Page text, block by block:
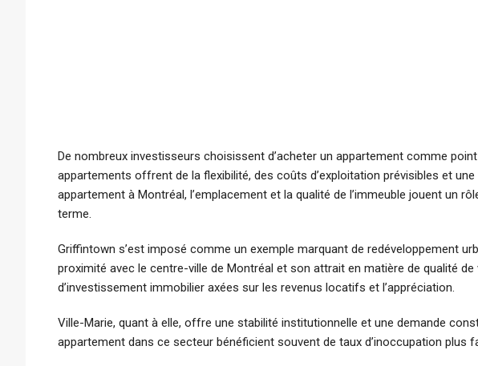
De nombreux investisseurs choisissent d’acheter un appartement comme
appartements offrent de la flexibilité, des coûts d’exploitation prévisibles et une
appartement à Montréal, l’emplacement et la qualité de l’immeuble jouent un
terme.
Griffintown s’est imposé comme un exemple marquant de redéveloppement
proximité avec le centre-ville de Montréal et son attrait en matière de qualité
d’investissement immobilier axées sur les revenus locatifs et l’appréciation.
Ville-Marie, quant à elle, offre une stabilité institutionnelle et une demande
appartement dans ce secteur bénéficient souvent de taux d’inoccupation plus